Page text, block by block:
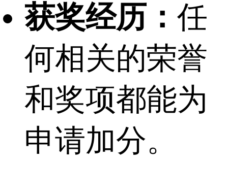
获奖经历： 任
何相关的荣誉
和奖项都能为
申请加分。